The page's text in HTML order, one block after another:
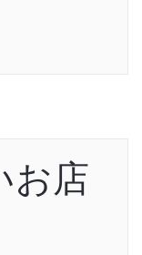
お店